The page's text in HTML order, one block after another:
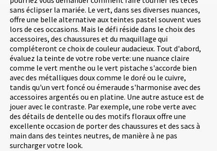
sans éclipser la mariée. Le vert, dans ses diverses nuances,
offre une belle alternative aux teintes pastel souvent vues
lors de ces occasions. Mais le défi réside dans le choix des
accessoires, des chaussures et du maquillage qui
compléteront ce choix de couleur audacieux. Tout d'abord,
évaluez la teinte de votre robe verte: une nuance claire
comme le vert menthe ou le vert pistache s'accorde bien
avec des métalliques doux comme le doré ou le cuivre,
tandis qu'un vert foncé ou émeraude s'harmonise avec des
accessoires argentés ou en platine. Une autre astuce est de
jouer avec le contraste. Par exemple, une robe verte avec
des détails de dentelle ou des motifs floraux offre une
excellente occasion de porter des chaussures et des sacs à
main dans des teintes neutres, de manière à ne pas
surcharger votre look.